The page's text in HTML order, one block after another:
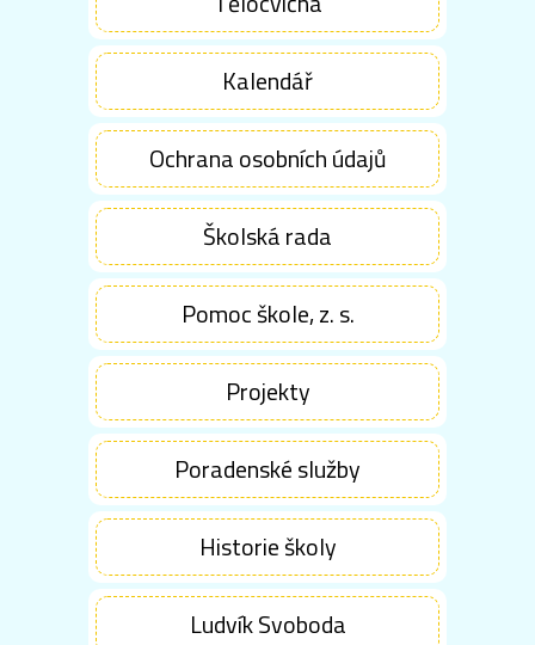
Kalendář
Ochrana osobních údajů
Školská rada
Pomoc škole, z. s.
Projekty
Poradenské služby
Historie školy
Ludvík Svoboda